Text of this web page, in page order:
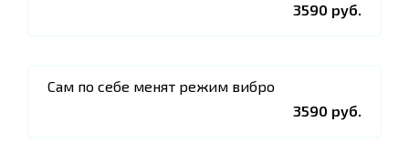
3590 руб.
Сам по себе менят режим вибро
3590 руб.